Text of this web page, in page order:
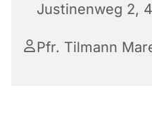
Justinenweg 2,
Pfr. Tilmann